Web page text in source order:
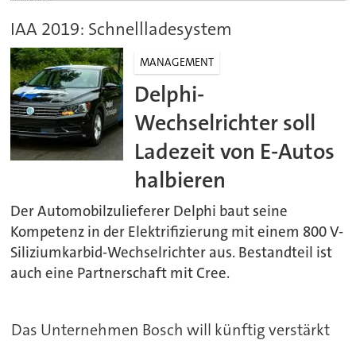
IAA 2019: Schnellladesystem
MANAGEMENT
Delphi-
Wechselrichter soll
Ladezeit von E-Autos
halbieren
Der Automobilzulieferer Delphi baut seine
Kompetenz in der Elektrifizierung mit einem 800 V-
Siliziumkarbid-Wechselrichter aus. Bestandteil ist
auch eine Partnerschaft mit Cree.
Das Unternehmen Bosch will künftig verstärkt